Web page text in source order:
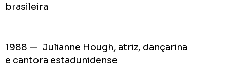
brasileira
1988 — Julianne Hough, atriz, dançarina
e cantora estadunidense